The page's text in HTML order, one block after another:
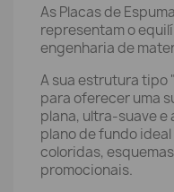
As Placas de
representam o
engenharia de
A sua estrutura
para oferecer uma
plana, ultra-suave
plano de fundo
coloridas,
promocionais.